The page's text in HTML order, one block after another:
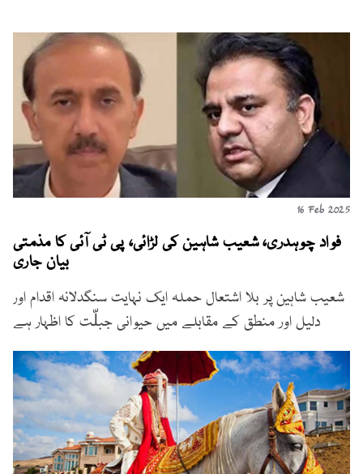
16 Feb 2025
فواد چوہدری، شعیب شاہین کی لڑائی، پی ٹی آئی کا مذمتی
بیان جاری
شعیب شاہین پر بلا اشتعال حملہ ایک نہایت سنگدلانہ اقدام اور
دلیل اور منطق کے مقابلے میں حیوانی جبلّت کا اظہار ہے